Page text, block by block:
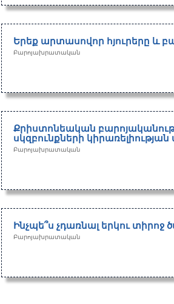
Երեք արտասովոր հյուրերը և
Բարոյախրատական
Քրիստոնեական
սկզբունքների
Բարոյախրատական
Ինչպե՞ս չդառնալ երկու տիրոջ
Բարոյախրատական